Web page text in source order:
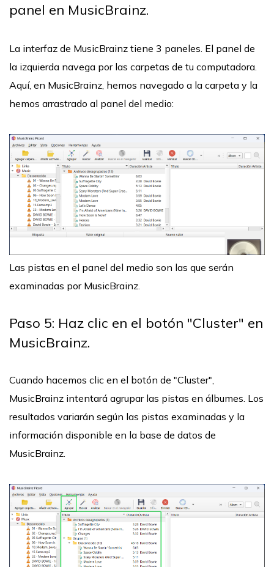
panel en MusicBrainz.
La interfaz de MusicBrainz tiene 3 paneles. El panel de
la izquierda navega por las carpetas de tu computadora.
Aquí, en MusicBrainz, hemos navegado a la carpeta y la
hemos arrastrado al panel del medio:
Las pistas en el panel del medio son las que serán
examinadas por MusicBrainz.
Paso 5: Haz clic en el botón "Cluster" en
MusicBrainz.
Cuando hacemos clic en el botón de "Cluster",
MusicBrainz intentará agrupar las pistas en álbumes. Los
resultados variarán según las pistas examinadas y la
información disponible en la base de datos de
MusicBrainz.